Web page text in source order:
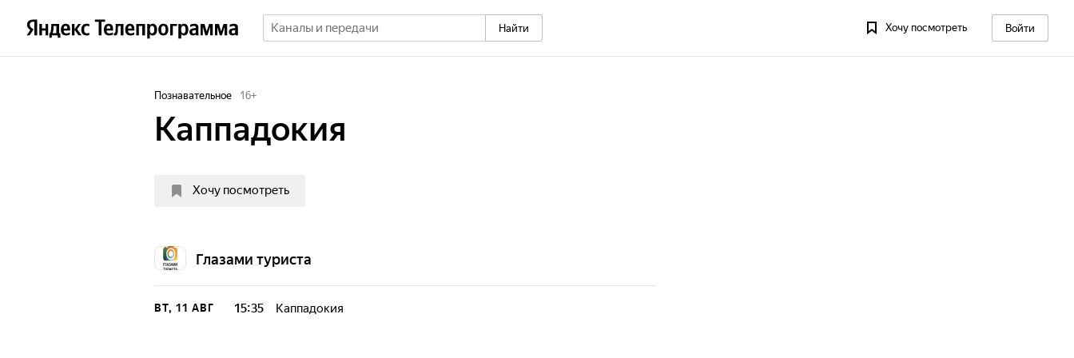
Найти Хочу посмотреть Войти
Познавательное 16+
Каппадокия
Хочу посмотреть
Глазами туриста
ВТ, 11 АВГ 15:35 Каппадокия